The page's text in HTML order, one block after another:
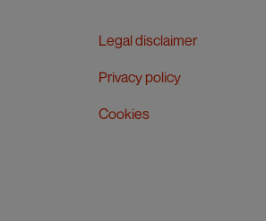
Legal disclaimer
Privacy policy
Cookies